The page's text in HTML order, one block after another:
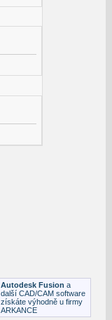
Autodesk Fusion a
další CAD/CAM software
získáte výhodně u firmy
ARKANCE